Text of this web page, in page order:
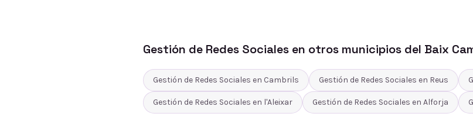
Gestión de Redes Sociales en otros municipios del Baix
Gestión de Redes Sociales en Cambrils Gestión de Redes Sociales en Reus
Gestión de Redes Sociales en l'Aleixar Gestión de Redes Sociales en Alforja